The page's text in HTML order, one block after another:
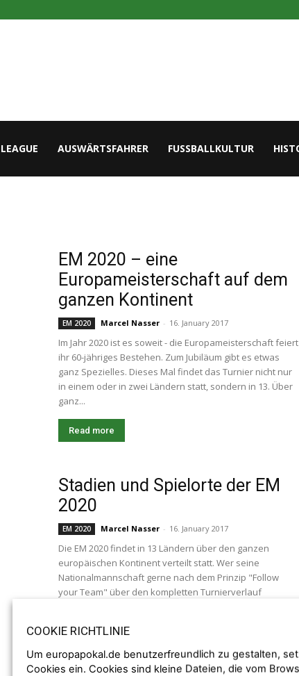
AUSWÄRTSFAHRER FUSSBALLKULTUR
EM 2020 – eine
Europameisterschaft auf dem
ganzen Kontinent
EM 2020 Marcel Nasser - 16. January 2017
Im Jahr 2020 ist es soweit - die Europameisterschaft feiert
ihr 60-jähriges Bestehen. Zum Jubiläum gibt es etwas
ganz Spezielles. Dieses Mal findet das Turnier nicht nur
in einem oder in zwei Ländern statt, sondern in 13. Über
ganz...
Read more
Stadien und Spielorte der EM
2020
EM 2020 Marcel Nasser - 16. January 2017
Die EM 2020 findet in 13 Ländern über den ganzen
europäischen Kontinent verteilt statt. Wer seine
Nationalmannschaft gerne nach dem Prinzip "Follow
your Team" über den kompletten Turnierverlauf
Read more
COOKIE RICHTLINIE
Um europapokal.de benutzerfreundlich zu gestalten,
Cookies ein. Cookies sind kleine Dateien, die vom